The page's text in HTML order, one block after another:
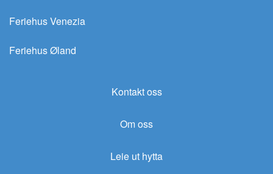
Feriehus Venezia
Feriehus Øland
Kontakt oss
Om oss
Leie ut hytta